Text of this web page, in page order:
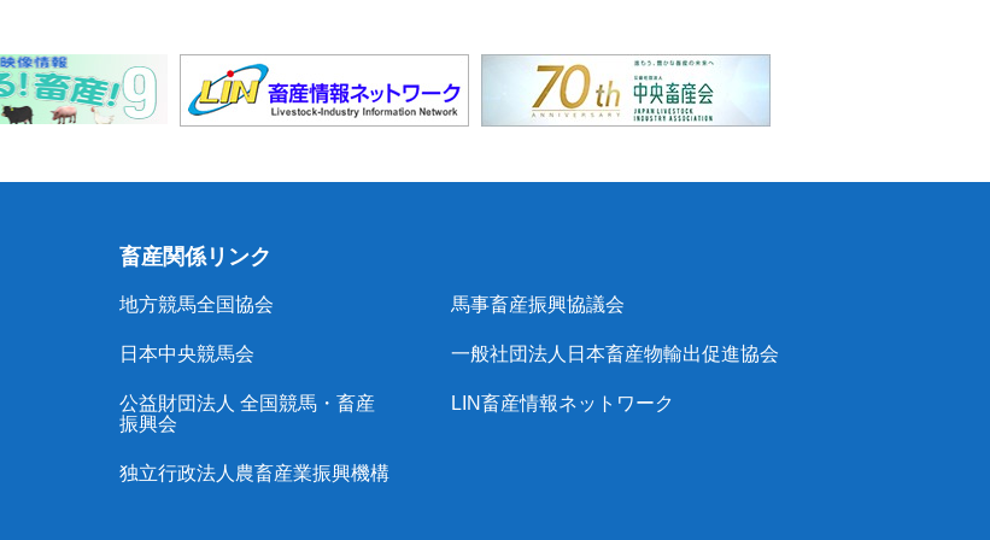
畜産関係リンク
地方競馬全国協会
日本中央競馬会
公益財団法人 全国競馬・畜産
振興会
独立行政法人農畜産業振興機構
馬事畜産振興協議会
一般社団法人日本畜産物輸出促進協会
LIN畜産情報ネットワーク